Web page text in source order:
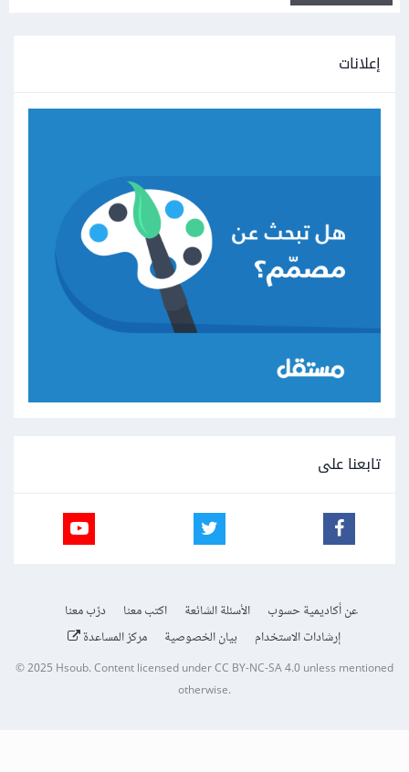
إعلانات
تابعنا على
عن أكاديمية حسوب الأسئلة الشائعة اكتب معنا
درّب معنا
إرشادات الاستخدام
بيان الخصوصية مركز المساعدة
© 2025 Hsoub.Content licensed underCC BY-NC-SA 4.0unless mentioned
otherwise.